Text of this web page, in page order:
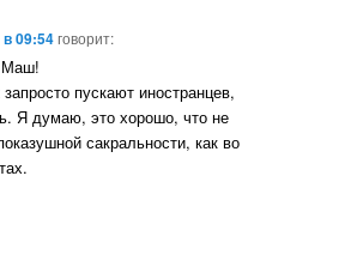
09:54говорит:
Маш!
пускают иностранцев,
Я думаю, это хорошо, что не
сакральности, как во